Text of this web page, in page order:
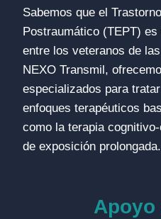
Sabemos que el
Postraumático (TEPT)
entre los veteranos de
NEXO Transmil,
especializados para
enfoques terapéuticos
como la terapia
de exposición prolongada.
Apoyo